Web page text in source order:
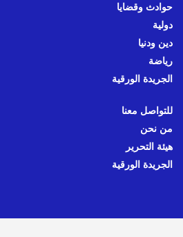
حوادث وقضايا
دولية
دين ودنيا
رياضة
الجريدة الورقية
للتواصل معنا
من نحن
هيئة التحرير
الجريدة الورقية